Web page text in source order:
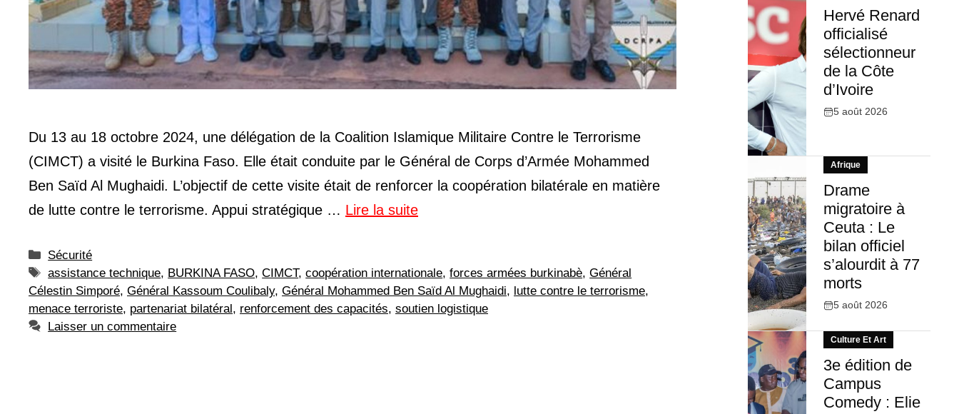
Du 13 au 18 octobre 2024, une délégation de la Coalition Islamique Militaire Contre le Terrorisme
(CIMCT) a visité le Burkina Faso. Elle était conduite par le Général de Corps d’Armée Mohammed
Ben Saïd Al Mughaidi. L’objectif de cette visite était de renforcer la coopération bilatérale en matière
de lutte contre le terrorisme. Appui stratégique … Lire la suite
Catégories
Sécurité
Étiquettes
assistance technique, BURKINA FASO,CIMCT,coopération internationale,forces armées burkinabè,Général
Célestin Simporé, Général Kassoum Coulibaly, Général Mohammed Ben Saïd Al Mughaidi, lutte contre le terrorisme,
menace terroriste, partenariat bilatéral, renforcement des capacités, soutien logistique
Laisser un commentaire
Hervé Renard
officialisé
sélectionneur
de la Côte
d’Ivoire
5 août 2026
Afrique
Drame
migratoire à
Ceuta : Le
bilan officiel
s’alourdit à 77
morts
5 août 2026
Culture Et Art
3e édition de
Campus
Comedy : Elie